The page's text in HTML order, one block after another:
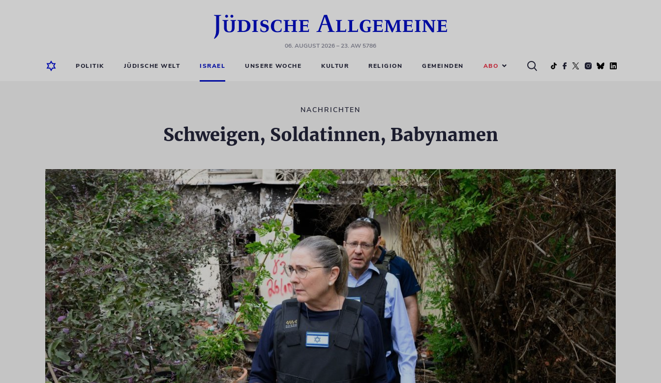
06. AUGUST 2026– 23. AW 5786
POLITIK JÜDISCHE WELT ISRAEL UNSERE WOCHE KULTUR RELIGION GEMEINDEN ABO
NACHRICHTEN
Schweigen, Soldatinnen, Babynamen